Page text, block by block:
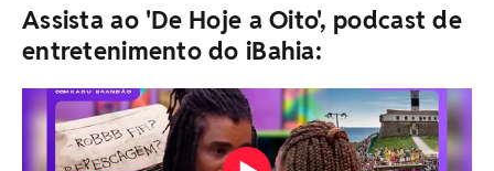
Assista ao 'De Hoje a Oito', podcast de
entretenimento do iBahia: